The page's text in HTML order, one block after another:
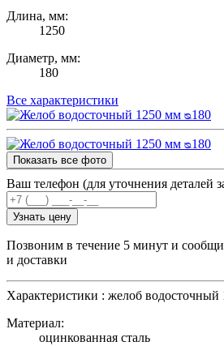
Длина, мм:
1250
Диаметр, мм:
180
Все характеристики
Показать все фото
Ваш телефон (для уточнения деталей
Узнать цену
Позвоним в течение 5 минут и
и доставки
Характеристики : желоб
Материал:
оцинкованная сталь